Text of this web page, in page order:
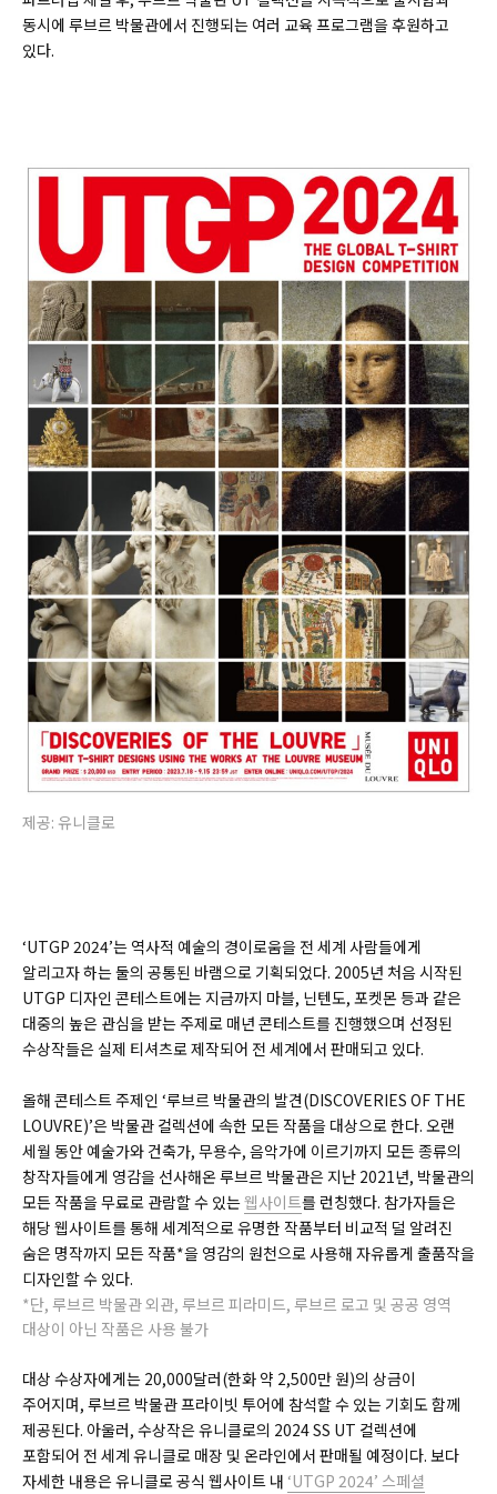
동시에 루브르 박물관에서 진행되는 여러 교육 프로그램을 후원하고
있다.
제공: 유니클로
‘UTGP 2024’는 역사적 예술의 경이로움을 전 세계 사람들에게
알리고자 하는 둘의 공통된 바램으로 기획되었다. 2005년 처음 시작된
UTGP 디자인 콘테스트에는 지금까지 마블, 닌텐도, 포켓몬 등과 같은
대중의 높은 관심을 받는 주제로 매년 콘테스트를 진행했으며 선정된
수상작들은 실제 티셔츠로 제작되어 전 세계에서 판매되고 있다.
올해 콘테스트 주제인 ‘루브르 박물관의 발견(DISCOVERIES OF THE
LOUVRE)’은 박물관 컬렉션에 속한 모든 작품을 대상으로 한다. 오랜
세월 동안 예술가와 건축가, 무용수, 음악가에 이르기까지 모든 종류의
창작자들에게 영감을 선사해온 루브르 박물관은 지난 2021년, 박물관의
모든 작품을 무료로 관람할 수 있는웹사이트를 런칭했다. 참가자들은
해당 웹사이트를 통해 세계적으로 유명한 작품부터 비교적 덜 알려진
숨은 명작까지 모든 작품*을 영감의 원천으로 사용해 자유롭게 출품작을
디자인할 수 있다.
*단, 루브르 박물관 외관, 루브르 피라미드, 루브르 로고 및 공공 영역
대상이 아닌 작품은 사용 불가
대상 수상자에게는 20,000달러(한화 약 2,500만 원)의 상금이
주어지며, 루브르 박물관 프라이빗 투어에 참석할 수 있는 기회도 함께
제공된다. 아울러, 수상작은 유니클로의 2024 SS UT 컬렉션에
포함되어 전 세계 유니클로 매장 및 온라인에서 판매될 예정이다. 보다
자세한 내용은 유니클로 공식 웹사이트 내 ‘UTGP 2024’ 스페셜